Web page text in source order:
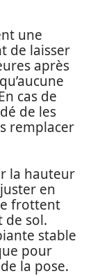
une
de laisser
après
cas de
de les
remplacer
la hauteur
en
frottent
de sol.
stable
pour
la pose.